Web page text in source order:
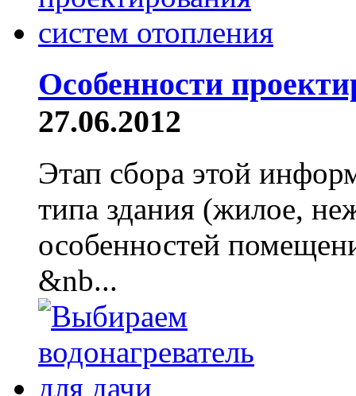
Особенности
27.06.2012
Этап сбора этой
типа здания (жилое,
особенностей
&nb...